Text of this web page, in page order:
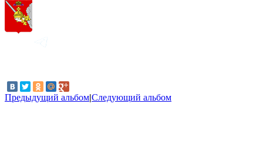
Предыдущий альбом|Следующий альбом